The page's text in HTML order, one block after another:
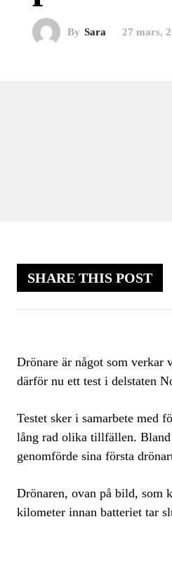
By Sara 27 mars,
SHARE THIS POST
Drönare är något som verkar
därför nu ett test i delstaten
Testet sker i samarbete med
lång rad olika tillfällen. Bland
genomförde sina första
Drönaren, ovan på bild, som
kilometer innan batteriet tar